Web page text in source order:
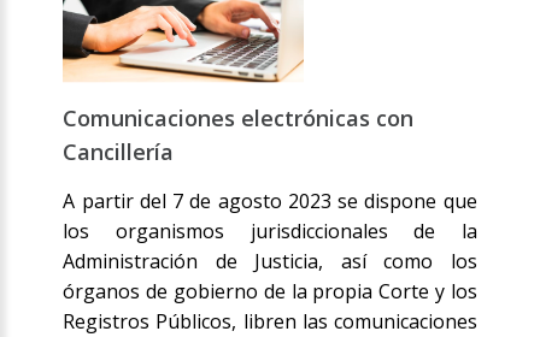
Comunicaciones electrónicas con
Cancillería
A partir del 7 de agosto 2023 se dispone que
los organismos jurisdiccionales de la
Administración de Justicia, así como los
órganos de gobierno de la propia Corte y los
Registros Públicos, libren las comunicaciones